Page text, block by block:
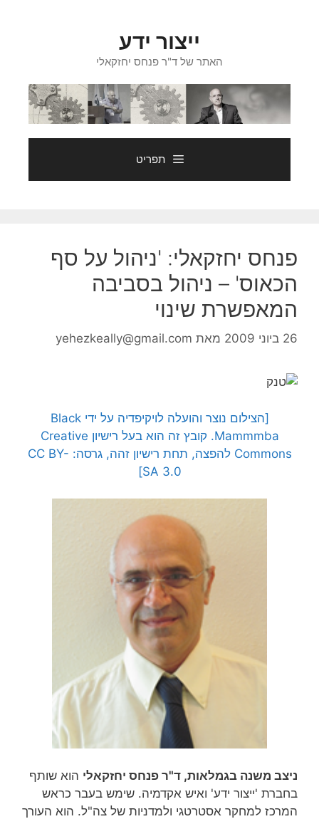
ייצור ידע
האתר של ד"ר פנחס יחזקאלי
תפריט
פנחס יחזקאלי: 'ניהול על סף
הכאוס' – ניהול בסביבה
המאפשרת שינוי
26 ביוני 2009 מאת yehezkeally@gmail.com
[הצילום נוצר והועלה לויקיפדיה על ידי Black
Mammmba. קובץ זה הוא בעל רישיון Creative
Commons להפצה, תחת רישיון זהה, גרסה: CC BY-
SA 3.0]
ניצב משנה בגמלאות, ד"ר פנחס יחזקאלי הוא שותף
בחברת 'ייצור ידע' ואיש אקדמיה. שימש בעבר כראש
המרכז למחקר אסטרטגי ולמדניות של צה"ל. הוא העורך